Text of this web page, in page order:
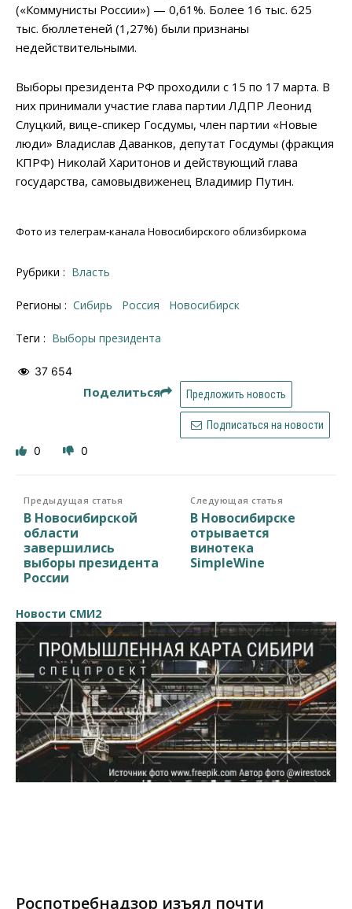
(«Коммунисты России») — 0,61%. Более 16 тыс. 625
тыс. бюллетеней (1,27%) были признаны
недействительными.
Выборы президента РФ проходили с 15 по 17 марта. В
них принимали участие глава партии ЛДПР Леонид
Слуцкий, вице-спикер Госдумы, член партии «Новые
люди» Владислав Даванков, депутат Госдумы (фракция
КПРФ) Николай Харитонов и действующий глава
государства, самовыдвиженец Владимир Путин.
Фото из телеграм-канала Новосибирского облизбиркома
Рубрики : Власть
Регионы : Сибирь Россия Новосибирск
Теги : выборы президента
37 654
Поделиться Предложить новость
Подписаться на новости
0 0
Предыдущая статья
В Новосибирской
области
завершились
выборы президента
России
Следующая статья
В Новосибирске
отрывается
винотека
SimpleWine
Новости СМИ2
Роспотребнадзор изъял почти